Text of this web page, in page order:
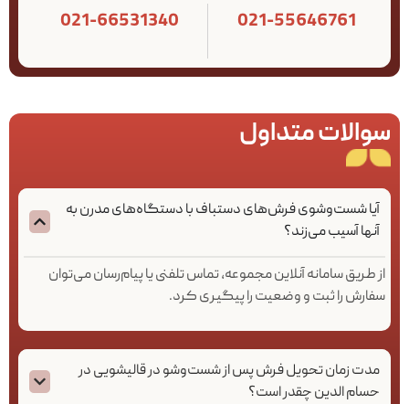
021-55646761
021-66531340
سوالات متداول
آیا شست‌وشوی فرش‌های دستباف با دستگاه‌های مدرن به
آنها آسیب می‌زند؟
از طریق سامانه آنلاین مجموعه، تماس تلفنی یا پیام‌رسان می‌توان
سفارش را ثبت و وضعیت را پیگیری کرد.
مدت زمان تحویل فرش پس از شست‌وشو در قالیشویی در
حسام الدین چقدر است؟